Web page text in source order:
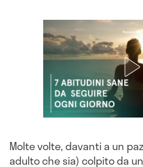
Molte volte, davanti a un
adulto che sia) colpito da